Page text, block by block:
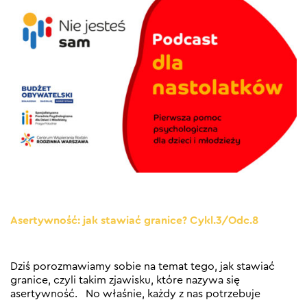
Asertywność: jak stawiać granice? Cykl.3/Odc.8
Dziś porozmawiamy sobie na temat tego, jak stawiać
granice, czyli takim zjawisku, które nazywa się
asertywność. No właśnie, każdy z nas potrzebuje